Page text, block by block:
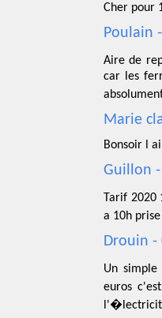
Cher pour
Poulain
Aire de
car les
Marie
Bonsoir l
Guillon
Tarif
a 10h
Drouin
Un
euros